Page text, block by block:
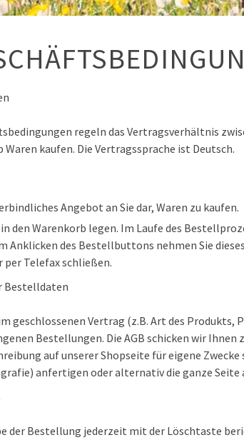
regeln das Vertragsverhältnis
kaufen. Die Vertragssprache ist Deutsch.
Angebot an Sie dar, Waren zu kaufen.
den Warenkorb legen. Im Laufe des
des Bestellbuttons nehmen Sie
Telefax schließen.
Bestelldaten
Vertrag (z.B. Art des Produkts,
Bestellungen. Die AGB schicken wir Ihnen
auf unserer Shopseite für eigene
anfertigen oder alternativ die ganze Seite
der Bestellung jederzeit mit der Löschtaste